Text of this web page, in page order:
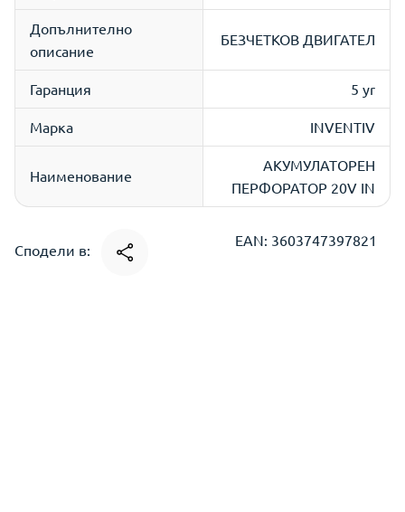
Допълнително
описание
БЕЗЧЕТКОВ ДВИГАТЕЛ
Гаранция 5 yr
Марка INVENTIV
Наименование
АКУМУЛАТОРЕН
ПЕРФОРАТОР 20V IN
Сподели в:
EAN: 3603747397821